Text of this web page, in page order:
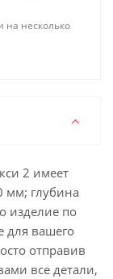
на несколько
2 имеет
мм; глубина
изделие по
для вашего
отправив
все детали,